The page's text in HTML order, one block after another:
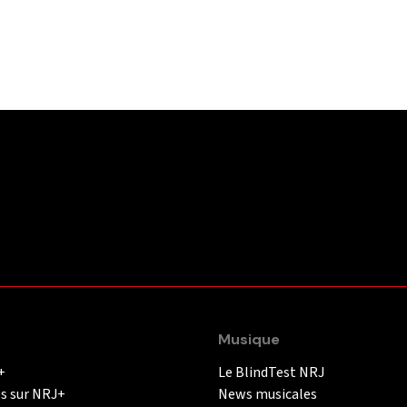
sur NRJ+
Musique
Le BlindTest NRJ
News musicales